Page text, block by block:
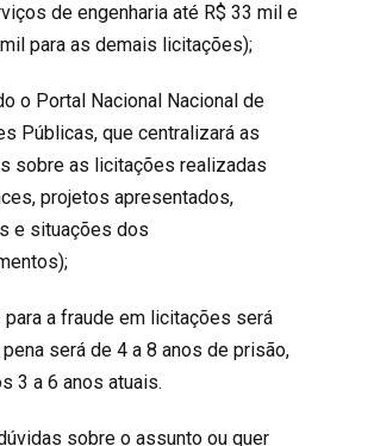
de engenharia até R$ 33 mil e
para as demais licitações);
o Portal Nacional Nacional de
Públicas, que centralizará as
sobre as licitações realizadas
projetos apresentados,
e situações dos
para a fraude em licitações será
pena será de 4 a 8 anos de prisão,
3 a 6 anos atuais.
sobre o assunto ou quer